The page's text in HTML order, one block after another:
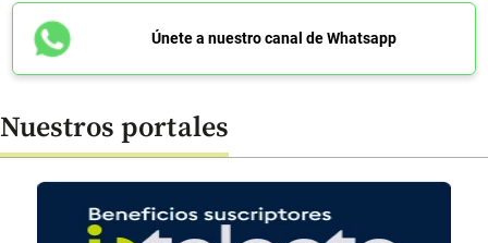
Únete a nuestro canal de Whatsapp
Nuestros portales